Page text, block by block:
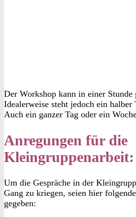
Der Workshop kann in einer Stunde
Idealerweise steht jedoch ein halber
Auch ein ganzer Tag oder ein
Anregungen für die
Kleingruppenarbeit:
Um die Gespräche in der
Gang zu kriegen, seien hier
gegeben: